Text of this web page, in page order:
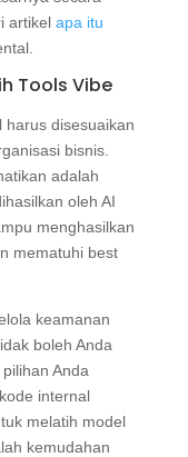
artikel apa itu
Tools Vibe
harus disesuaikan
bisnis.
adalah
oleh AI
menghasilkan
mematuhi best
keamanan
boleh Anda
Anda
internal
melatih model
kemudahan